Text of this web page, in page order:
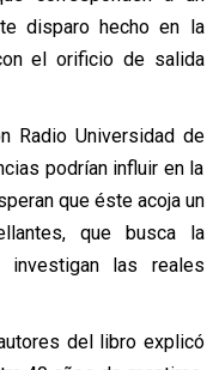
disparo hecho en la
el orificio de salida
Radio Universidad de
podrían influir en la
que éste acoja un
que busca la
las reales
del libro explicó